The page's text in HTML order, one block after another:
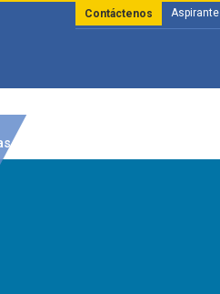
Aspirante
Contáctenos